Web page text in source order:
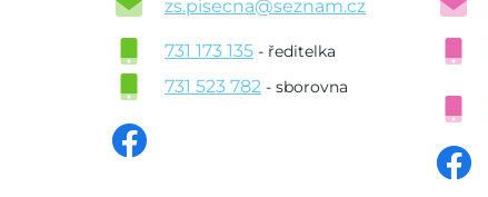
zs.pisecna@seznam.cz
731 173 135 - ředitelka
731 523 782 - sborovna